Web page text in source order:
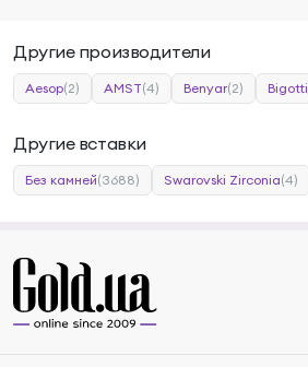
Другие производители
Aesop(2) AMST(4) Benyar(2) Bigotti
Другие вставки
Без камней(3688) Swarovski Zirconia(4)